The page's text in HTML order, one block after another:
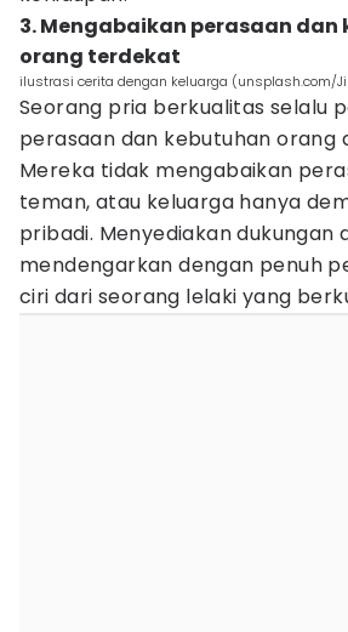
3. Mengabaikan perasaan dan
orang terdekat
ilustrasi cerita dengan keluarga (unsplash.com/
Seorang pria berkualitas selalu
perasaan dan kebutuhan orang
Mereka tidak mengabaikan
teman, atau keluarga hanya
pribadi. Menyediakan dukungan
mendengarkan dengan penuh
ciri dari seorang lelaki yang